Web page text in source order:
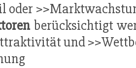
berücksichtigt
und